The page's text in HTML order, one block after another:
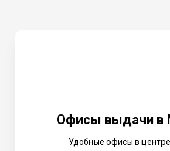
Офисы выдачи в
Удобные офисы в